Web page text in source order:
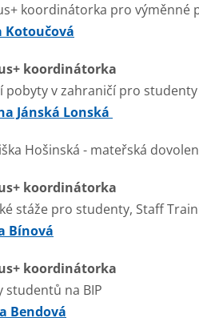
koordinátorka pro výměnné
Kotoučová
koordinátorka
pobyty v zahraničí pro studenty
Jánská Lonská
Hošinská - mateřská
koordinátorka
stáže pro studenty, Staff
Bínová
koordinátorka
studentů na BIP
Bendová